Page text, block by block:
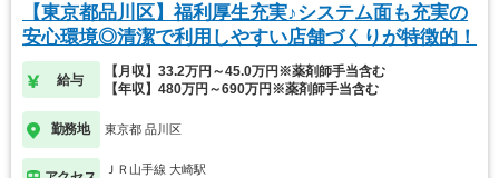
【東京都品川区】福利厚生充実♪システム面も充実の
安心環境◎清潔で利用しやすい店舗づくりが特徴的！
給与
【月収】33.2万円～45.0万円※薬剤師手当含む
【年収】480万円～690万円※薬剤師手当含む
勤務地 東京都 品川区
ＪＲ山手線 大崎駅